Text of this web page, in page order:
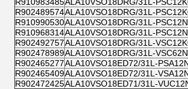
R902489574ALA10VSO18DRG/31L-
R910990530ALA10VSO18DRG/31L-
R910968314ALA10VSO18DRG/31L-
R902492757ALA10VSO18DRG/31L-
R902478989ALA10VSO18DRG/31L-
R902465277ALA10VSO18ED72/31L-
R902465409ALA10VSO18ED72/31L-
R902472425ALA10VSO18ED71/31L-